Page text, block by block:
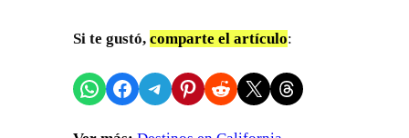
Si te gustó, comparte el artículo:
Compartir en WhatsApp
Compartir en Facebook
Compartir en Telegram
Compartir en Pinterest
Compartir en Reddit
Compartir en X Share on Threads